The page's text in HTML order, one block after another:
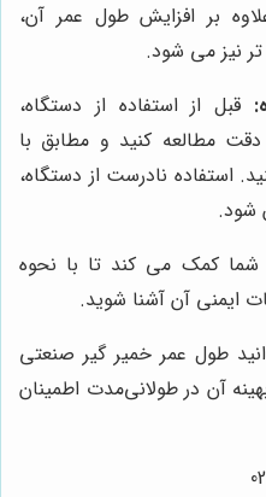
بر افزایش طول عمر آن،
نیز می شود.
قبل از استفاده از دستگاه،
دقت مطالعه کنید و مطابق با
استفاده نادرست از دستگاه،
شود.
شما کمک می کند تا با نحوه
ایمنی آن آشنا شوید.
طول عمر خمیر گیر صنعتی
آن در طولانی‌مدت اطمینان